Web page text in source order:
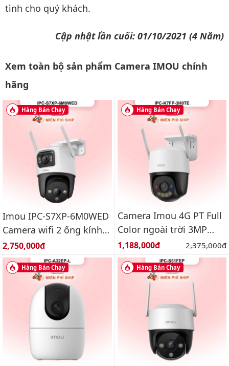
tình cho quý khách.
Cập nhật lần cuối: 01/10/2021 (4 Năm)
Xem toàn bộ sản phẩm Camera IMOU chính
hãng
Hàng Bán Chạy
Imou IPC-S7XP-6M0WED
Camera wifi 2 ống kính
quay quét ngoài trời
6MP
Giá bán:
2,750,000đ
Hàng Bán Chạy
Camera Imou 4G PT Full
Color ngoài trời 3MP
IPC-K7FP-3H0TE
Giá bán:
1,188,000đ Giá gốc:
2,375,000đ
Hàng Bán Chạy Hàng Bán Chạy